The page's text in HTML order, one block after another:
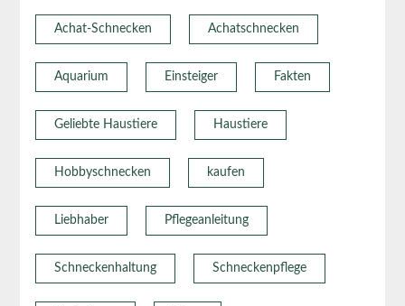
Achat-Schnecken Achatschnecken
Aquarium Einsteiger Fakten
Geliebte Haustiere Haustiere
Hobbyschnecken kaufen
Liebhaber Pflegeanleitung
Schneckenhaltung Schneckenpflege